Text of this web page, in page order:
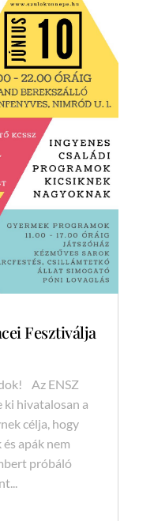
Fesztiválja
Az ENSZ
hivatalosan a
célja, hogy
apák nem
próbáló